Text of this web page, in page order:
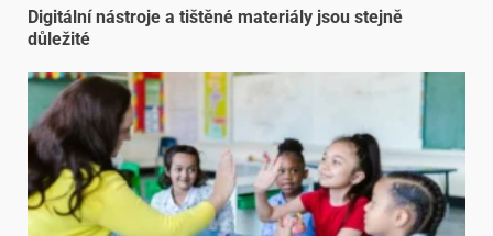
Digitální nástroje a tištěné materiály jsou stejně
důležité